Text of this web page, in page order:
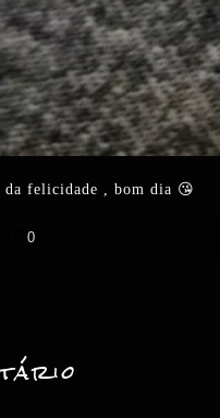
da felicidade , bom dia 😘
0